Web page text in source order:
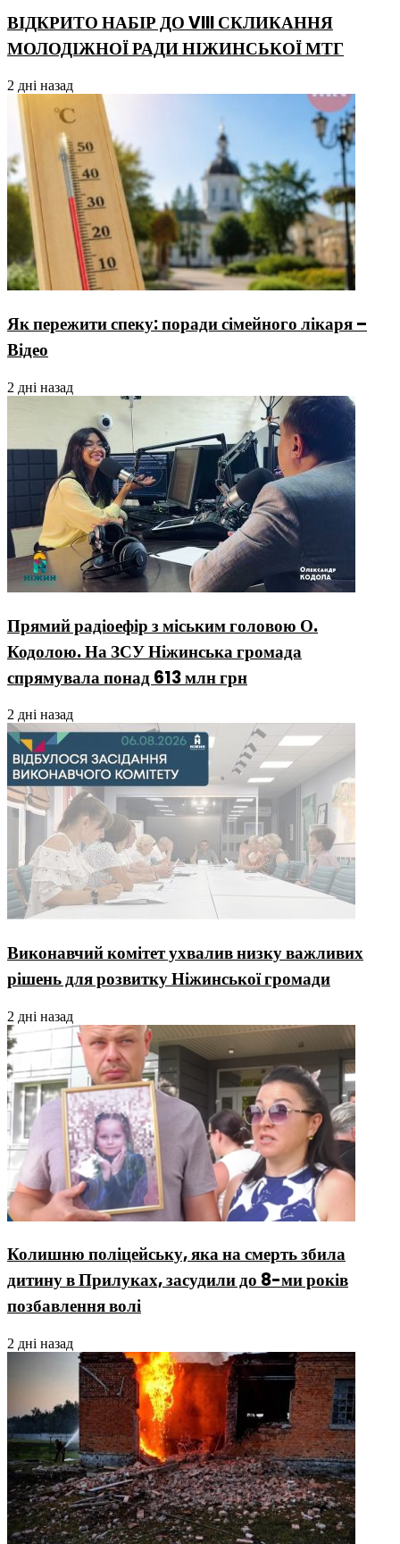
ВІДКРИТО НАБІР ДО VIII СКЛИКАННЯ
МОЛОДІЖНОЇ РАДИ НІЖИНСЬКОЇ МТГ
2 дні назад
Як пережити спеку: поради сімейного лікаря –
Відео
2 дні назад
Прямий радіоефір з міським головою О.
Кодолою. На ЗСУ Ніжинська громада
спрямувала понад 613 млн грн
2 дні назад
Виконавчий комітет ухвалив низку важливих
рішень для розвитку Ніжинської громади
2 дні назад
Колишню поліцейську, яка на смерть збила
дитину в Прилуках, засудили до 8-ми років
позбавлення волі
2 дні назад